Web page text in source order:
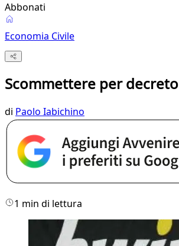
Abbonati
Economia Civile
Scommettere per decreto
di Paolo Iabichino
1 min di lettura